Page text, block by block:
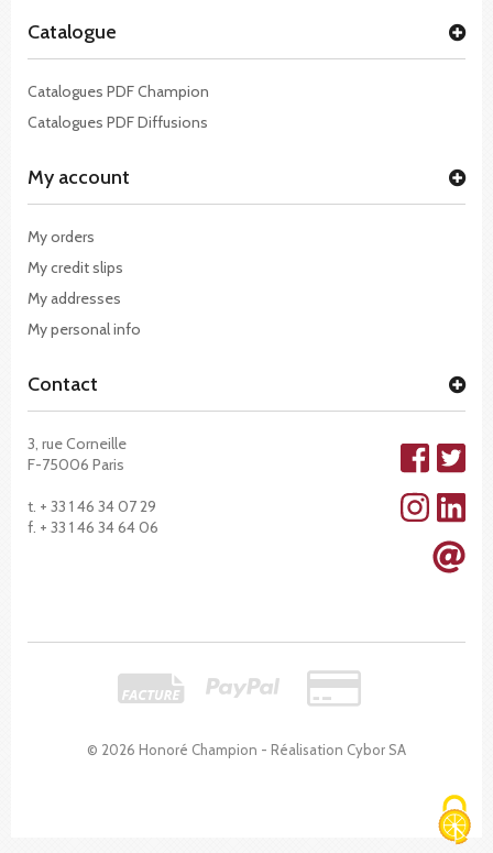
© 2026 Honoré Champion - Réalisation Cybor SA
Catalogue
Catalogues PDF Champion
Catalogues PDF Diffusions
My account
My orders
My credit slips
My addresses
My personal info
Contact
3, rue Corneille
F-75006 Paris
t. + 33 1 46 34 07 29
f. + 33 1 46 34 64 06